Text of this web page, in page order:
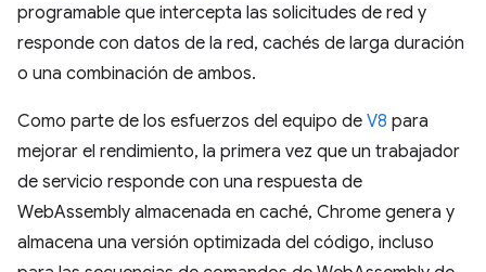
programable que intercepta las solicitudes de red y
responde con datos de la red, cachés de larga duración
o una combinación de ambos.
Como parte de los esfuerzos del equipo de V8 para
mejorar el rendimiento, la primera vez que un trabajador
de servicio responde con una respuesta de
WebAssembly almacenada en caché, Chrome genera y
almacena una versión optimizada del código, incluso